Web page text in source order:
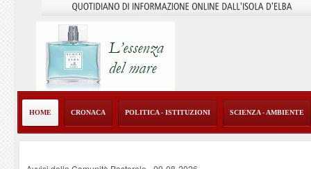
HOME CRONACA POLITICA - ISTITUZIONI SCIENZA - AMBIENTE